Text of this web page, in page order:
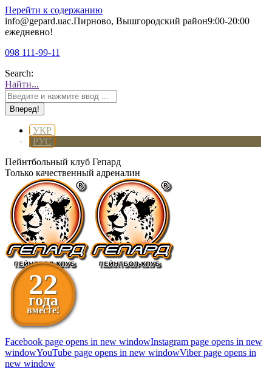
Перейти к содержанию
info@gepard.uaс.Пирново, Вышгородский район9:00-20:00
ежедневно!
098 111-99-11
Search:
Найти...
УКР
РУС
Пейнтбольный клуб Гепард
Только качественный адреналин
22
года
вместе!
Facebook page opens in new windowInstagram page opens in new
windowYouTube page opens in new windowViber page opens in
new window